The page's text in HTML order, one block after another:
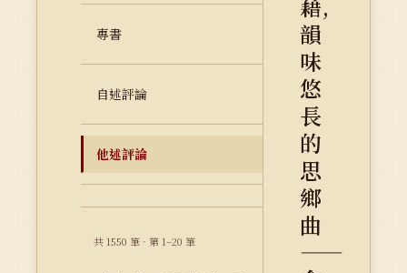
專書
自述評論
他述評論
共 1550 筆 · 第 1–20 筆
韻
味
悠
長
的
思
鄉
曲
——